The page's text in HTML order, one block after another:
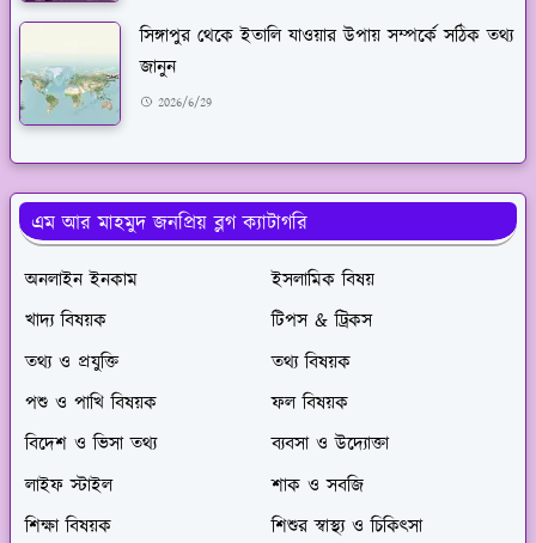
সিঙ্গাপুর থেকে ইতালি যাওয়ার উপায় সম্পর্কে সঠিক তথ্য
জানুন
2026/6/29
এম আর মাহমুদ জনপ্রিয় ব্লগ ক্যাটাগরি
অনলাইন ইনকাম
ইসলামিক বিষয়
খাদ্য বিষয়ক
টিপস & ট্রিকস
তথ্য ও প্রযুক্তি
তথ্য বিষয়ক
পশু ও পাখি বিষয়ক
ফল বিষয়ক
বিদেশ ও ভিসা তথ্য
ব্যবসা ও উদ্যোক্তা
লাইফ স্টাইল
শাক ও সবজি
শিক্ষা বিষয়ক
শিশুর স্বাস্থ্য ও চিকিৎসা